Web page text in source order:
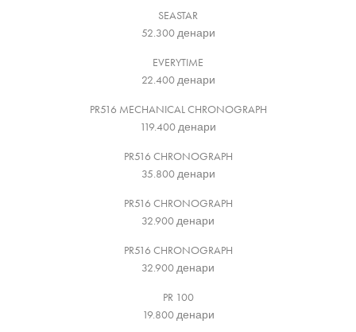
SEASTAR
52.300денари
EVERYTIME
22.400денари
PR516 MECHANICAL CHRONOGRAPH
119.400денари
PR516 CHRONOGRAPH
35.800денари
PR516 CHRONOGRAPH
32.900денари
PR516 CHRONOGRAPH
32.900денари
PR 100
19.800денари